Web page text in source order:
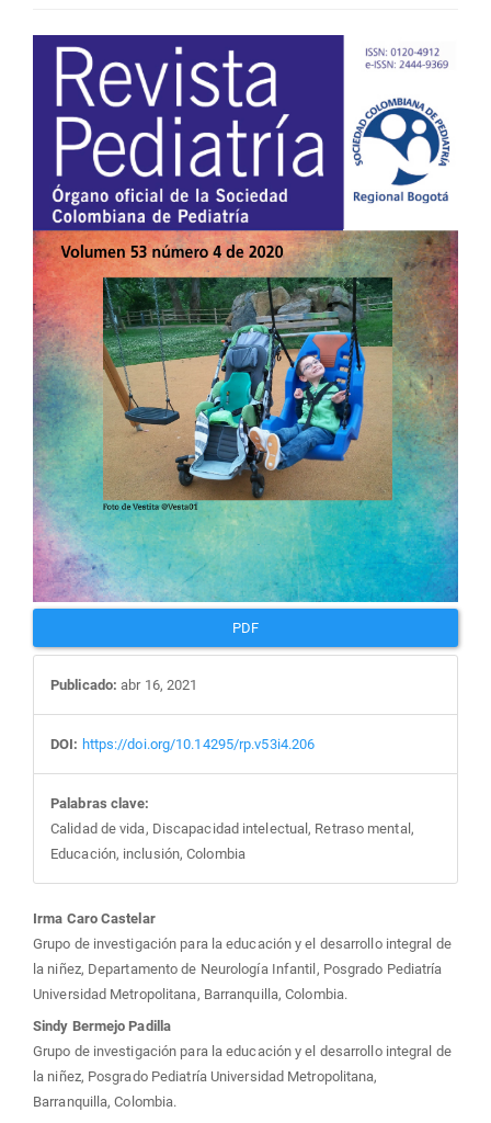
Barra
lateral
del
artículo
PDF
Publicado: abr 16, 2021
DOI: https://doi.org/10.14295/rp.v53i4.206
Palabras clave:
Calidad de vida, Discapacidad intelectual, Retraso mental,
Educación, inclusión, Colombia
Contenido
principal
del
artículo
Irma Caro Castelar
Grupo de investigación para la educación y el desarrollo integral de
la niñez, Departamento de Neurología Infantil, Posgrado Pediatría
Universidad Metropolitana, Barranquilla, Colombia.
Sindy Bermejo Padilla
Grupo de investigación para la educación y el desarrollo integral de
la niñez, Posgrado Pediatría Universidad Metropolitana,
Barranquilla, Colombia.